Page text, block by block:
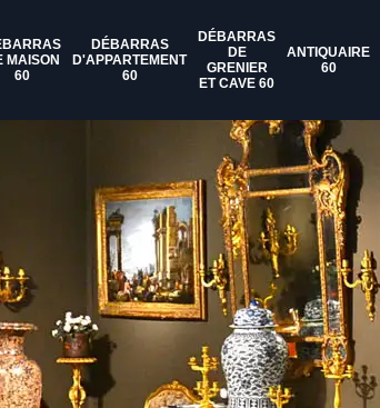
MAISON
60
DÉBARRAS
D'APPARTEMENT
60
DÉBARRAS
DE
GRENIER
ET CAVE 60
ANTIQUAIRE
60